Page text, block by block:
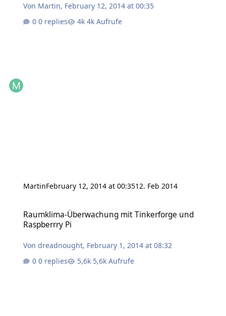
Von Martin, February 12, 2014 at 00:35
0 replies
4k Aufrufe
MartinFebruary 12, 2014 at 00:3512. Feb 2014
Raumklima-Überwachung mit Tinkerforge und
Raspberrry Pi
Vondreadnought, February 1, 2014 at 08:32
0 replies
5,6k Aufrufe